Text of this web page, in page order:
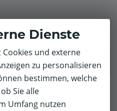
Filter gefunden.
Dienste
und externe
zu personalisieren
bestimmen, welche
Sie alle
Umfang nutzen